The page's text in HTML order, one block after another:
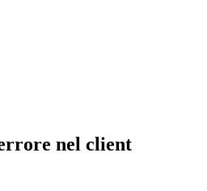
nel client